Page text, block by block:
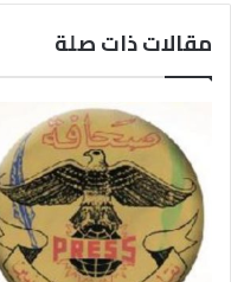
مقالات ذات صلة